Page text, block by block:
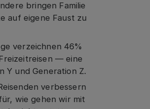
bringen Familie
auf eigene Faust zu
verzeichnen 46%
— eine
Y und Generation Z.
verbessern
wie gehen wir mit